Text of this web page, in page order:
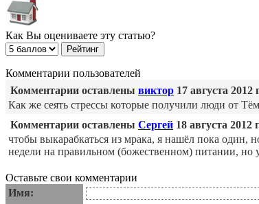
Как Вы оцениваете эту статью?
Комментарии пользователей
Комментарии оставлены виктор 17 августа 2012
Как же сеять стрессы которые получили люди от
Комментарии оставлены Сергей 18 августа 2012
чтобы выкарабкаться из мрака, я нашёл пока один,
недели на правильном (божественном) питании,
Оставьте свои комментарии
Имя: